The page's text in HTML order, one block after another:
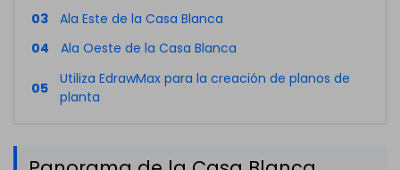
03
Ala Este de la Casa Blanca
04
Ala Oeste de la Casa Blanca
05
Utiliza EdrawMax para la creación de planos de
planta